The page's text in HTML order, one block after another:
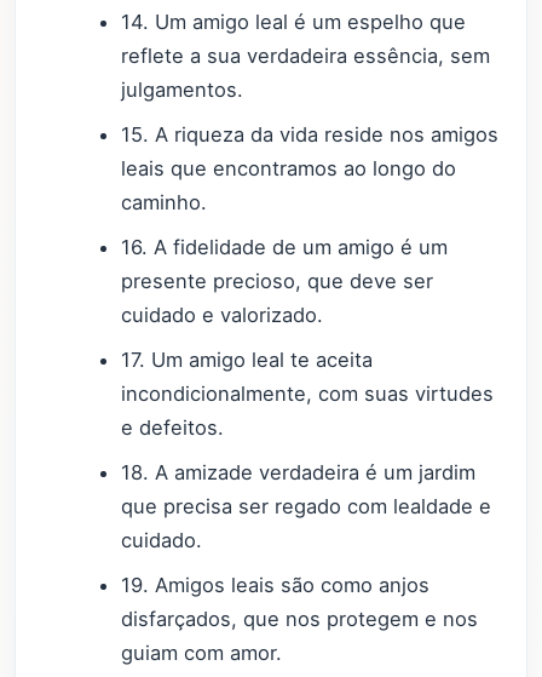
14. Um amigo leal é um espelho que
reflete a sua verdadeira essência, sem
julgamentos.
15. A riqueza da vida reside nos amigos
leais que encontramos ao longo do
caminho.
16. A fidelidade de um amigo é um
presente precioso, que deve ser
cuidado e valorizado.
17. Um amigo leal te aceita
incondicionalmente, com suas virtudes
e defeitos.
18. A amizade verdadeira é um jardim
que precisa ser regado com lealdade e
cuidado.
19. Amigos leais são como anjos
disfarçados, que nos protegem e nos
guiam com amor.